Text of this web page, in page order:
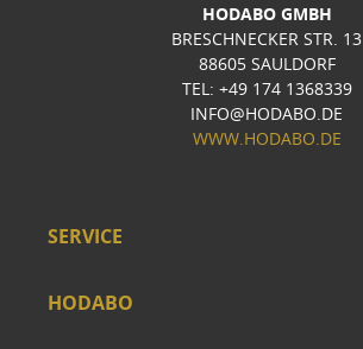
HODABO GMBH
BRESCHNECKER STR. 13
88605 SAULDORF
TEL: +49 174 1368339
INFO@HODABO.DE
WWW.HODABO.DE
SERVICE
HODABO